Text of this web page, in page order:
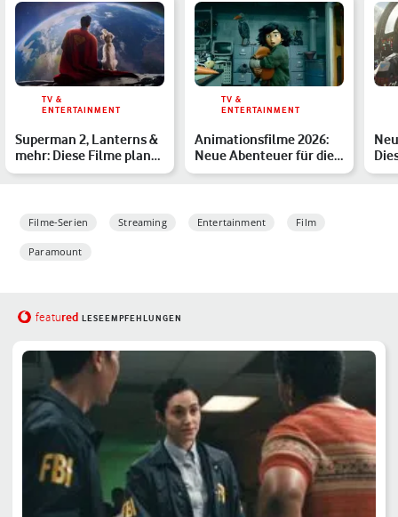
TV &
ENTERTAINMENT
Superman 2, Lanterns &
mehr: Diese Filme plant
DC ab 2025
TV &
ENTERTAINMENT
Animationsfilme 2026:
Neue Abenteuer für die
Kinoleinwand
Filme-Serien Streaming Entertainment Film
Paramount
featured LESEEMPFEHLUNGEN